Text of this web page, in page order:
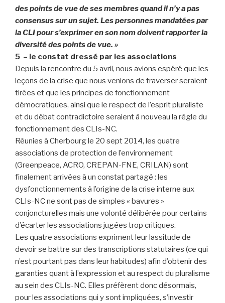
des points de vue de ses membres quand il n’y a pas
consensus sur un sujet. Les personnes mandatées par
la CLI pour s’exprimer en son nom doivent rapporter la
diversité des points de vue. »
5 – le constat dressé par les associations
Depuis la rencontre du 5 avril, nous avions espéré que les
leçons de la crise que nous venions de traverser seraient
tirées et que les principes de fonctionnement
démocratiques, ainsi que le respect de l’esprit pluraliste
et du débat contradictoire seraient à nouveau la règle du
fonctionnement des CLIs-NC.
Réunies à Cherbourg le 20 sept 2014, les quatre
associations de protection de l’environnement
(Greenpeace, ACRO, CREPAN-FNE, CRILAN) sont
finalement arrivées à un constat partagé : les
dysfonctionnements à l’origine de la crise interne aux
CLIs-NC ne sont pas de simples « bavures »
conjoncturelles mais une volonté délibérée pour certains
d’écarter les associations jugées trop critiques.
Les quatre associations expriment leur lassitude de
devoir se battre sur des transcriptions statutaires (ce qui
n’est pourtant pas dans leur habitudes) afin d’obtenir des
garanties quant à l’expression et au respect du pluralisme
au sein des CLIs-NC. Elles préfèrent donc désormais,
pour les associations qui y sont impliquées, s’investir